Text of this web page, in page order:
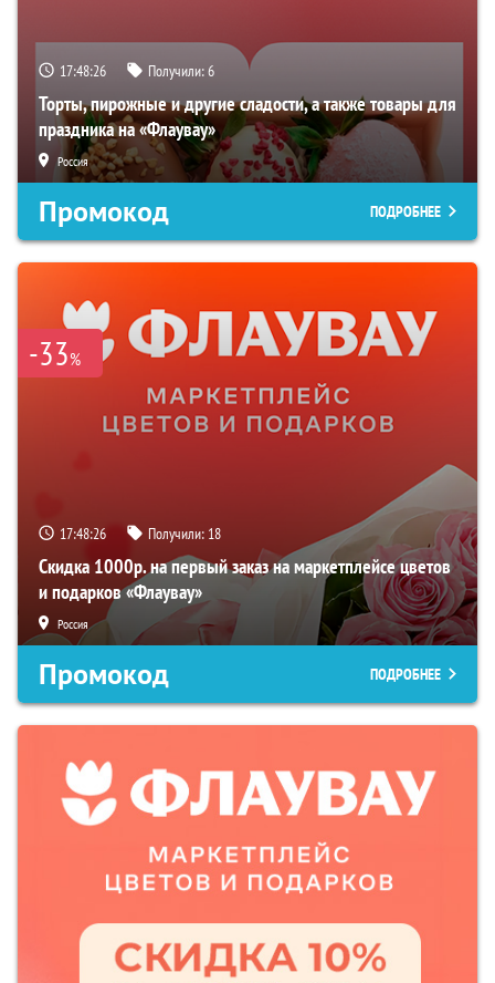
17:48:25 Получили:6
Торты, пирожные и другие сладости, а также товары для
праздника на «Флаувау»
Россия
Промокод ПОДРОБНЕЕ
-33%
17:48:25 Получили: 18
Скидка 1000р. на первый заказ на маркетплейсе цветов
и подарков «Флаувау»
Россия
Промокод ПОДРОБНЕЕ